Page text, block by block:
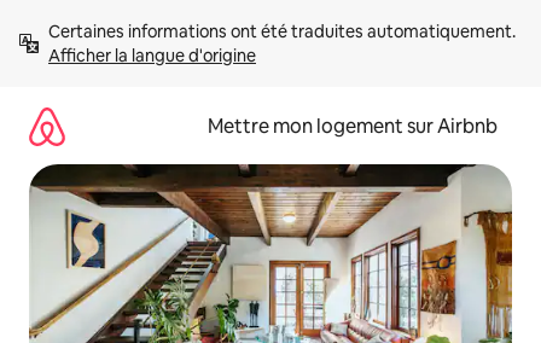
directement
Afficher la langue d'origine
Mettre mon logement sur Airbnb